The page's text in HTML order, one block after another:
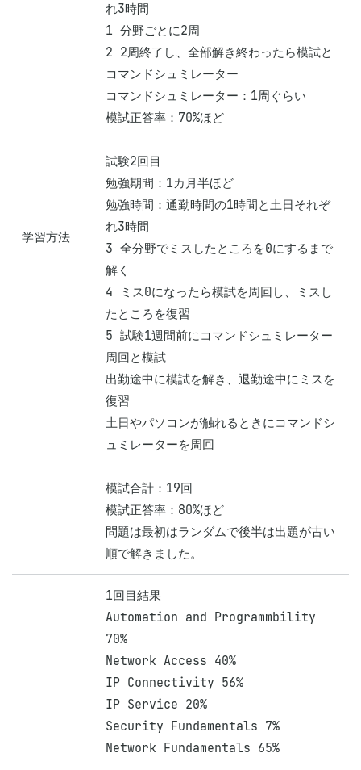
学習方法
れ3時間
1 分野ごとに2周
2 2周終了し、全部解き終わったら模試と
コマンドシュミレーター
コマンドシュミレーター：1周ぐらい
模試正答率：70%ほど
試験2回目
勉強期間：1カ月半ほど
勉強時間：通勤時間の1時間と土日それぞ
れ3時間
3 全分野でミスしたところを0にするまで
解く
4 ミス0になったら模試を周回し、ミスし
たところを復習
5 試験1週間前にコマンドシュミレーター
周回と模試
出勤途中に模試を解き、退勤途中にミスを
復習
土日やパソコンが触れるときにコマンドシ
ュミレーターを周回
模試合計：19回
模試正答率：80%ほど
問題は最初はランダムで後半は出題が古い
順で解きました。
1回目結果
Automation and Programmbility
70%
Network Access 40%
IP Connectivity 56%
IP Service 20%
Security Fundamentals 7%
Network Fundamentals 65%